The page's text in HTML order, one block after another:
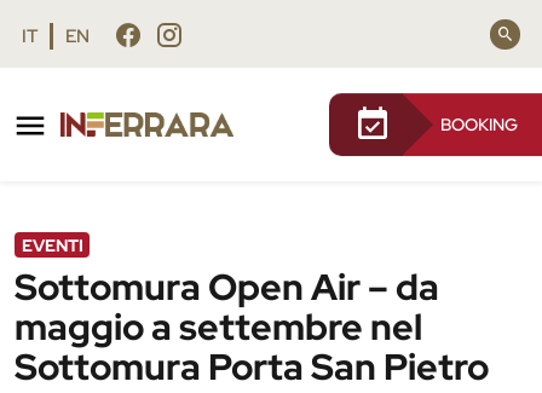
Vai al contenuto principale
Vai al footer
IT EN
BOOKING
Sottomura Open Air – da maggio a
EVENTI
Sottomura Open Air – da
maggio a settembre nel
Sottomura Porta San Pietro